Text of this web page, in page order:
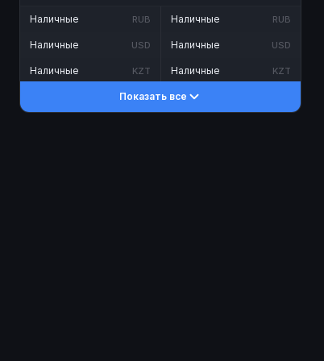
Наличные RUB
Наличные USD
Наличные KZT
Наличные RUB
Наличные USD
Наличные KZT
Показать все